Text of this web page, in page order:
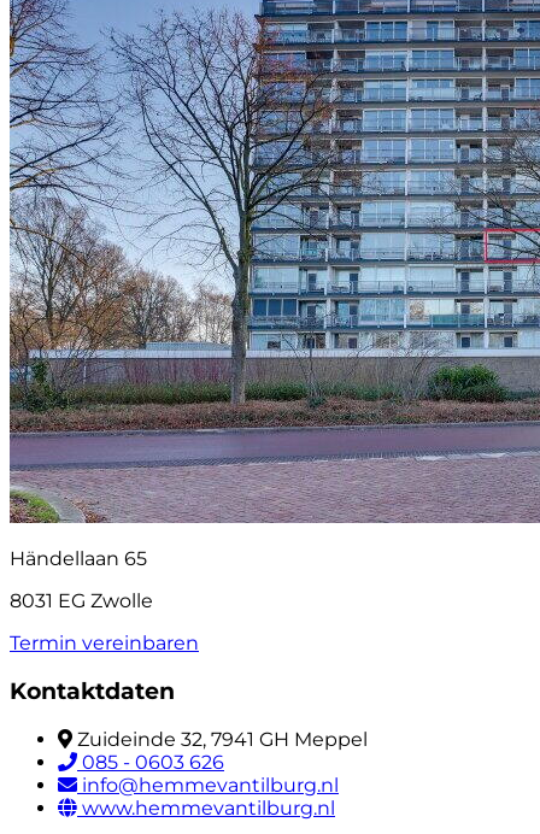
Händellaan 65
8031 EG Zwolle
Termin vereinbaren
Kontaktdaten
Zuideinde 32, 7941 GH Meppel
085 - 0603 626
info@hemmevantilburg.nl
www.hemmevantilburg.nl